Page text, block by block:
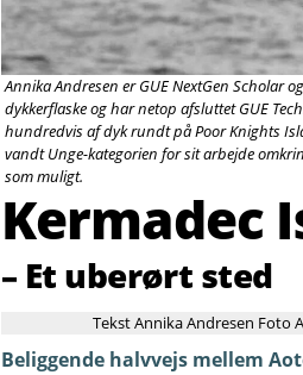
Annika Andresen er GUE NextGen Scholar
dykkerflaske og har netop afsluttet GUE
hundredvis af dyk rundt på Poor Knights
vandt Unge-kategorien for sit arbejde
som muligt.
Kermadec
– Et uberørt sted
Tekst Annika Andresen Foto
Beliggende halvvejs mellem